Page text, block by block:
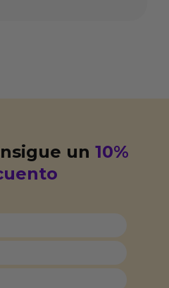
un10%